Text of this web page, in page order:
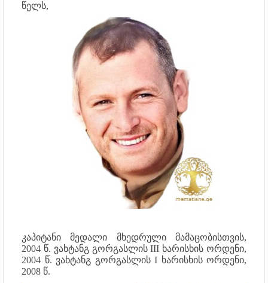
წელს,
კაპიტანიმედალი მხედრული მამაცობისთვის,
2004 წ. ვახტანგ გორგასლის III ხარისხის ორდენი,
2004 წ. ვახტანგ გორგასლის I ხარისხის ორდენი,
2008 წ.